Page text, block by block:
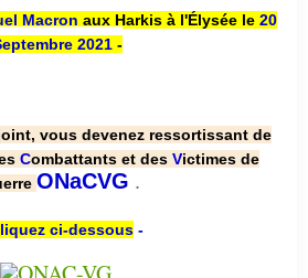
Macron aux Harkis à l'Élysée le 20
2021 -
vous devenez ressortissant de
Combattants et des Victimes de
ONaCVG .
ci-dessous-